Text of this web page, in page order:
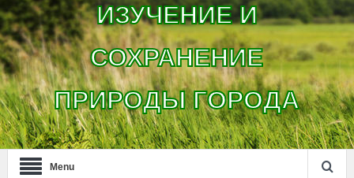
ИЗУЧЕНИЕ И
СОХРАНЕНИЕ
ПРИРОДЫ ГОРОДА
Menu